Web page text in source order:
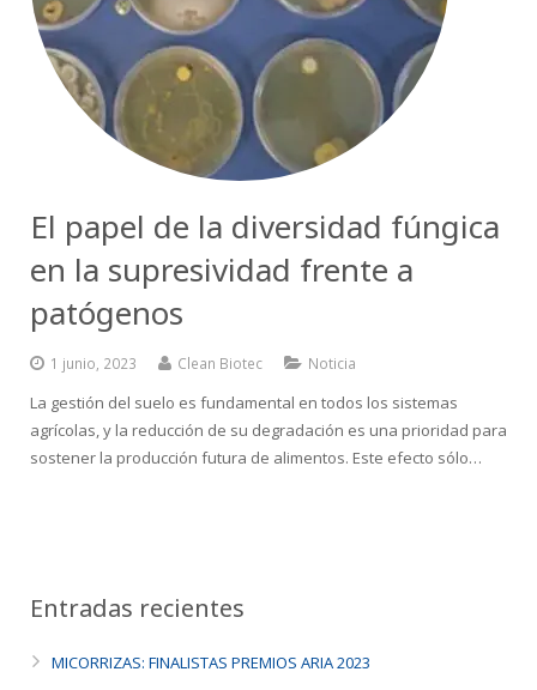
El papel de la diversidad fúngica
en la supresividad frente a
patógenos
1 junio, 2023 Clean Biotec Noticia
La gestión del suelo es fundamental en todos los sistemas
agrícolas, y la reducción de su degradación es una prioridad para
sostener la producción futura de alimentos. Este efecto sólo…
Entradas recientes
MICORRIZAS: FINALISTAS PREMIOS ARIA 2023